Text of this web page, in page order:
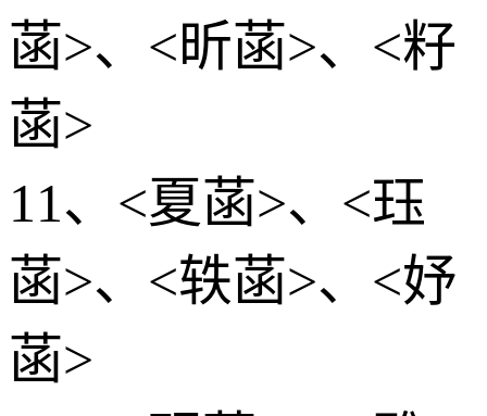
菡>、<昕菡>、<籽
菡>
11、<夏菡>、<珏
菡>、<轶菡>、<妤
菡>